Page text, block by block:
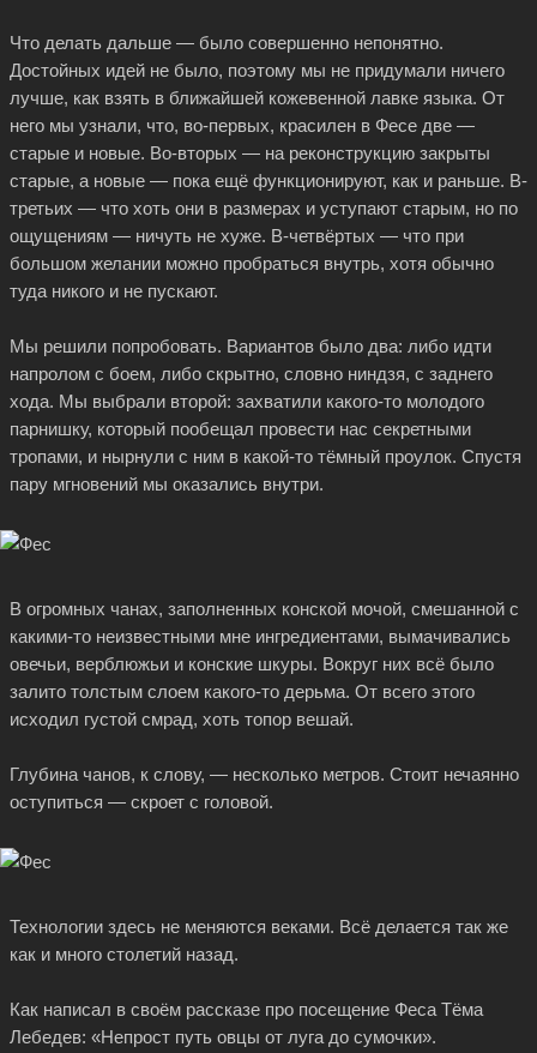
Что делать дальше — было совершенно непонятно.
Достойных идей не было, поэтому мы не придумали ничего
лучше, как взять в ближайшей кожевенной лавке языка. От
него мы узнали, что, во-первых, красилен в Фесе две —
старые и новые. Во-вторых — на реконструкцию закрыты
старые, а новые — пока ещё функционируют, как и раньше. В-
третьих — что хоть они в размерах и уступают старым, но по
ощущениям — ничуть не хуже. В-четвёртых — что при
большом желании можно пробраться внутрь, хотя обычно
туда никого и не пускают.
Мы решили попробовать. Вариантов было два: либо идти
напролом с боем, либо скрытно, словно ниндзя, с заднего
хода. Мы выбрали второй: захватили какого-томолодого
парнишку, который пообещал провести нас секретными
тропами, и нырнули с ним в какой-тотёмный проулок. Спустя
пару мгновений мы оказались внутри.
В огромных чанах, заполненных конской мочой, смешанной с
какими-тонеизвестными мне ингредиентами, вымачивались
овечьи, верблюжьи и конские шкуры. Вокруг них всё было
залито толстым слоем какого-тодерьма. От всего этого
исходил густой смрад, хоть топор вешай.
Глубина чанов, к слову, — несколько метров. Стоит нечаянно
оступиться — скроет с головой.
Технологии здесь не меняются веками. Всё делается так же
как и много столетий назад.
Как написал в своём рассказе про посещение Феса Тёма
Лебедев: «Непрост путь овцы от луга до сумочки».